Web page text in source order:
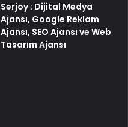
Serjoy : Dijital Medya
Ajansı, Google Reklam
Ajansı, SEO Ajansı ve Web
Tasarım Ajansı